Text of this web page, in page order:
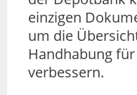
einzigen
um die
Handhabung
verbessern.